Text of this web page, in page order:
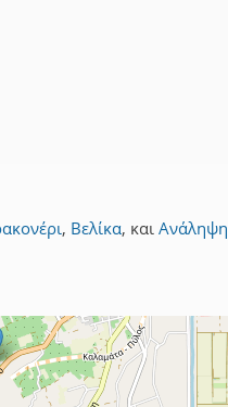
, Βελίκα, και Ανάληψη